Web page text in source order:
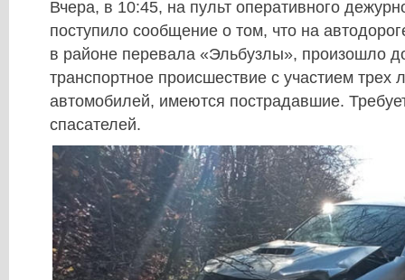
Вчера, в 10:45, на пульт оперативного
поступило сообщение о том, что на
в районе перевала «Эльбузлы», произошло
транспортное происшествие с участием трех
автомобилей, имеются пострадавшие.
спасателей.